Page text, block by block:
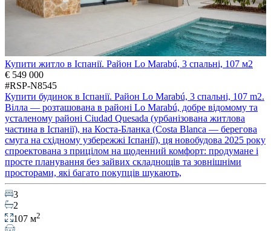
Купити житло в Іспанії. Район Lo Marabú, 3 спальні, 107 м2
€ 549 000
#RSP-N8545
Купити будинок в Іспанії. Район Lo Marabú, 3 спальні, 107 m2.
Вілла — розташована в районі Lo Marabú, добре відомому та
усталеному районі Ciudad Quesada (урбанізована житлова
частина в Іспанії), на Коста-Бланка (Costa Blanca — берегова
смуга на східному узбережжі Іспанії), ця новобудова 2025 року
спроектована з прицілом на щоденний комфорт: продумане і
просте планування без зайвих складнощів та зовнішніми
просторами, які багато покупців шукають,
3
2
107 м2